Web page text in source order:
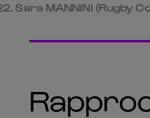
⁠Sara MANNINI (Rugby